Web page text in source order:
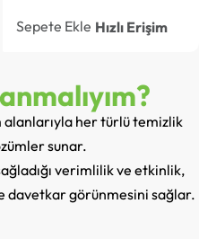
Sepete Ekle Hızlı Erişim
alanlarıyla her türlü temizlik
sunar.
verimlilik ve etkinlik,
davetkar görünmesini sağlar.